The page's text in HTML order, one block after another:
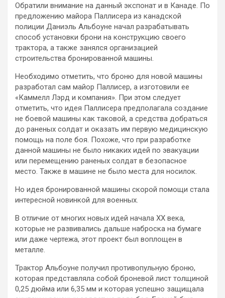
Обратили внимание на данный экспонат и в Канаде. По
предложению майора Паллисера из канадской
полиции Даниэль Альбоуне начал разрабатывать
способ установки брони на конструкцию своего
трактора, а также занялся организацией
строительства бронированной машины.
Необходимо отметить, что броню для новой машины
разработал сам майор Паллисер, а изготовили ее
«Каммелл Лэрд и компания». При этом следует
отметить, что идея Паллисера предполагала создание
не боевой машины как таковой, а средства добраться
до раненых солдат и оказать им первую медицинскую
помощь на поле боя. Похоже, что при разработке
данной машины не было никаких идей по эвакуации
или перемещению раненых солдат в безопасное
место. Также в машине не было места для носилок.
Но идея бронированной машины скорой помощи стала
интересной новинкой для военных.
В отличие от многих новых идей начала ХХ века,
которые не развивались дальше наброска на бумаге
или даже чертежа, этот проект был воплощен в
металле.
Трактор Альбоуне получил противопульную броню,
которая представляла собой броневой лист толщиной
0,25 дюйма или 6,35 мм и которая успешно защищала